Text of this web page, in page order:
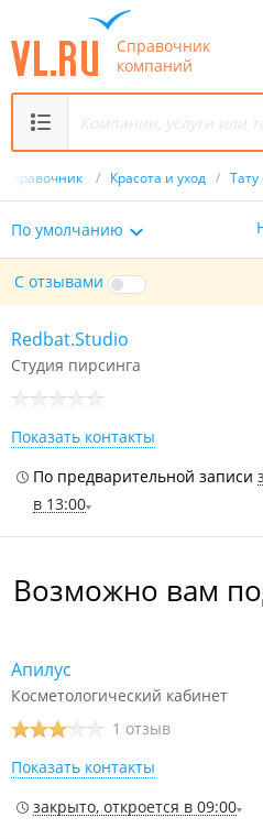
Справочник
компаний
Справочник / Красота и уход /
По умолчанию
С отзывами
Redbat.Studio
Студия пирсинга
Показать контакты
​По предварительной записи
в 13:00
Возможно вам
Апилус
Косметологический кабинет
1 отзыв
Показать контакты
закрыто, откроется в 09:00